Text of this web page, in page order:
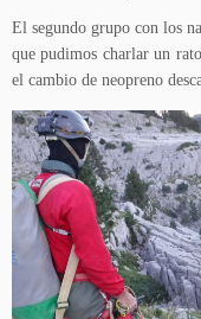
El segundo grupo con los
que pudimos charlar un
el cambio de neopreno